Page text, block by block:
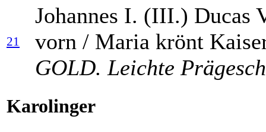
21
Johannes I. (III.) Ducas
vorn / Maria krönt
GOLD. Leichte
Karolinger